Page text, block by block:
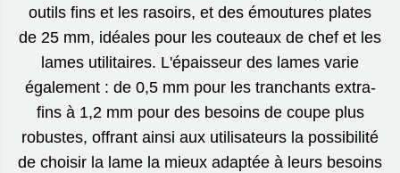
outils fins et les rasoirs, et des émoutures plates
de 25 mm, idéales pour les couteaux de chef et les
lames utilitaires. L'épaisseur des lames varie
également : de 0,5 mm pour les tranchants extra-
fins à 1,2 mm pour des besoins de coupe plus
robustes, offrant ainsi aux utilisateurs la possibilité
de choisir la lame la mieux adaptée à leurs besoins